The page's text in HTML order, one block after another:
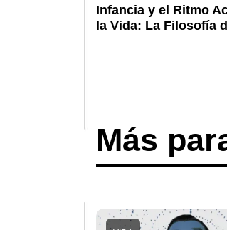
Infancia y el Ritmo
la Vida: La Filosofía
Más